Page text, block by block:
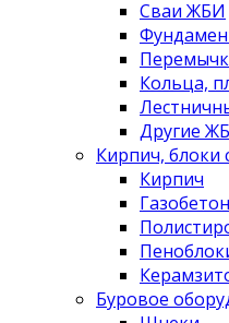
Сваи ЖБИ
Кольца,
Другие
Кирпич, блоки
Кирпич
Буровое